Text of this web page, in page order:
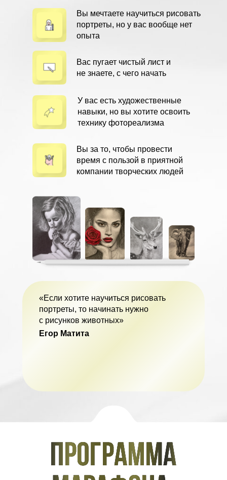
«Если хотите научиться рисовать
портреты, то начинать нужно
с рисунков животных»
Егор Матита
Вы мечтаете научиться рисовать
портреты, но у вас вообще нет
опыта
Вас пугает чистый лист и
не знаете, с чего начать
У вас есть художественные
навыки, но вы хотите освоить
технику фотореализма
Вы за то, чтобы провести
время с пользой в приятной
компании творческих людей